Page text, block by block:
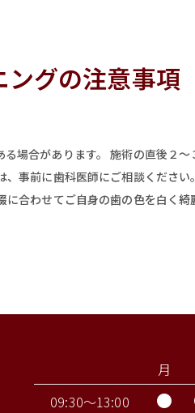
ングの注意事項
場合があります。 施術の直後２
事前に歯科医師にご相談ください
合わせてご自身の歯の色を白く
月
09:30～13:00
●